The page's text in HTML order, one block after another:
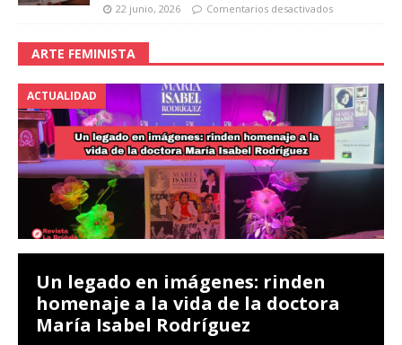
22 junio, 2026 Comentarios desactivados
ARTE FEMINISTA
ACTUALIDAD
Un legado en imágenes: rinden
homenaje a la vida de la doctora
María Isabel Rodríguez